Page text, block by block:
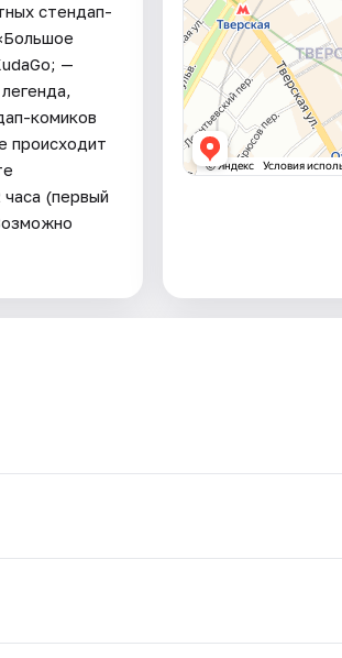
стендап-
—
комиков
происходит
(первый